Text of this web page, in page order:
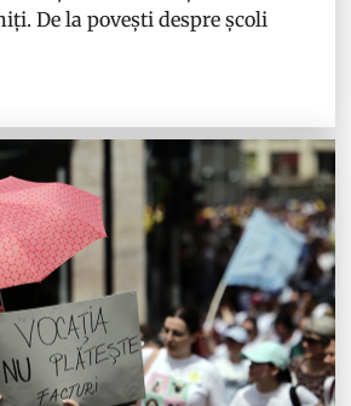
De la povești despre școli